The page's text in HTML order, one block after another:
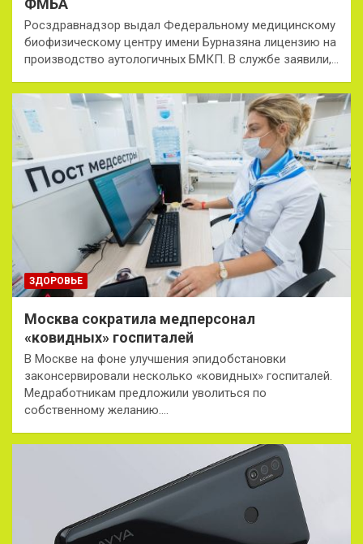
ФМБА
Росздравнадзор выдал Федеральному медицинскому
биофизическому центру имени Бурназяна лицензию на
производство аутологичных БМКП. В службе заявили,…
ЗДОРОВЬЕ
Москва сократила медперсонал
«ковидных» госпиталей
В Москве на фоне улучшения эпидобстановки
законсервировали несколько «ковидных» госпиталей.
Медработникам предложили уволиться по
собственному желанию.…